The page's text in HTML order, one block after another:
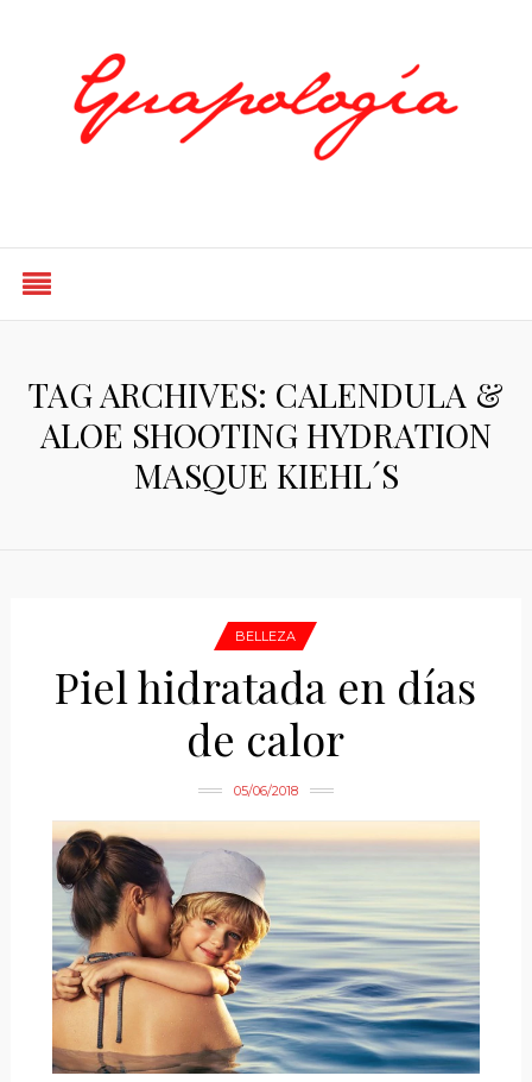
TAG ARCHIVES: CALENDULA &
ALOE SHOOTING HYDRATION
MASQUE KIEHL´S
BELLEZA
Piel hidratada en días
de calor
05/06/2018